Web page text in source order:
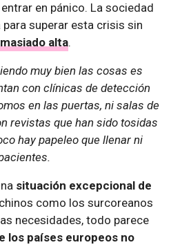
en pánico. La sociedad
superar esta crisis sin
alta.
muy bien las cosas es
con clínicas de detección
en las puertas, ni salas de
revistas que han sido tosidas
hay papeleo que llenar ni
situación excepcional de
como los surcoreanos
necesidades, todo parece
los países europeos no